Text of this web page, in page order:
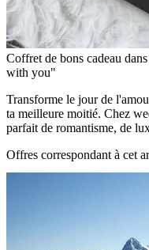
Coffret de bons cadeau
with you"
Transforme le jour de
ta meilleure moitié. Chez
parfait de romantisme, de
Offres correspondant à cet